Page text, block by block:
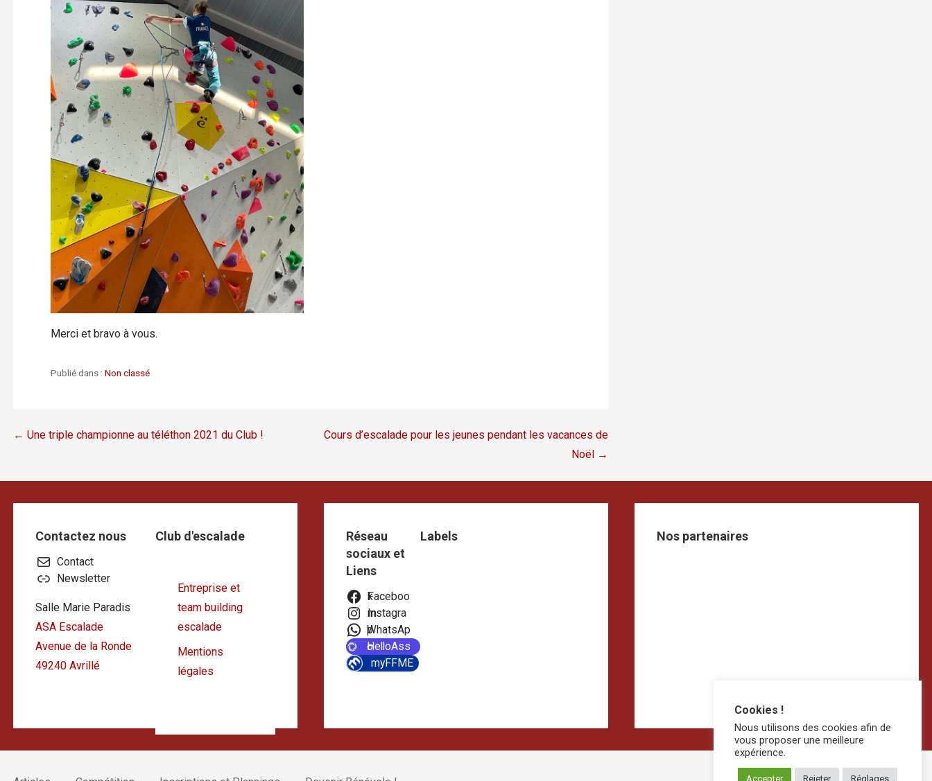
Merci et bravo à vous.
Publié dans : Non classé
Navigation
l’article
← Une triple championne au téléthon 2021 du Club !
Cours d’escalade pour les jeunes pendant les vacances de
Noël →
Contactez nous
Contact
Newsletter
Salle Marie Paradis
ASA Escalade
Avenue de la Ronde
49240 Avrillé
Club d'escalade
Entreprise et
team building
escalade
Mentions
légales
Réseau
sociaux et
Liens
Facebook
Instagram
WhatsApp
HelloAsso
myFFME
Labels Nos partenaires
Cookies !
Nous utilisons des cookies afin de
vous proposer une meilleure
expérience.
Accepter Rejeter Réglages